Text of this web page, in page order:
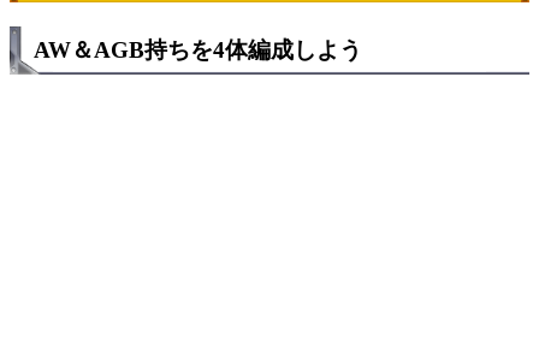
AW＆AGB持ちを4体編成しよう